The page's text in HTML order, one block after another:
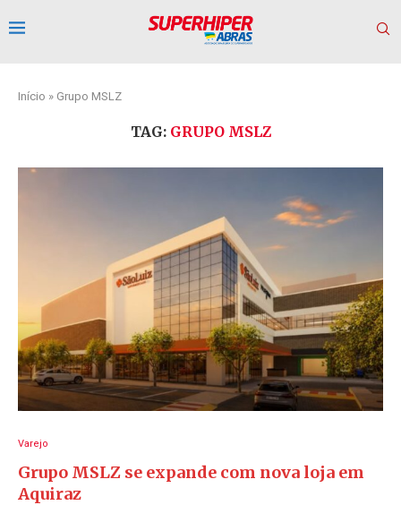
Início » Grupo MSLZ
TAG: GRUPO MSLZ
Varejo
Grupo MSLZ se expande com nova loja em
Aquiraz